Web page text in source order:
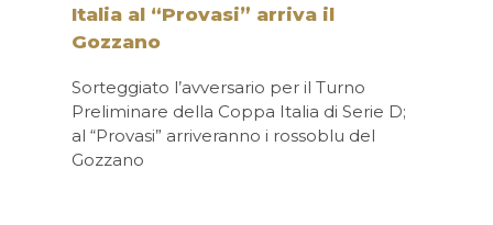
Italia al “Provasi” arriva il
Gozzano
Sorteggiato l’avversario per il Turno
Preliminare della Coppa Italia di Serie D;
al “Provasi” arriveranno i rossoblu del
Gozzano